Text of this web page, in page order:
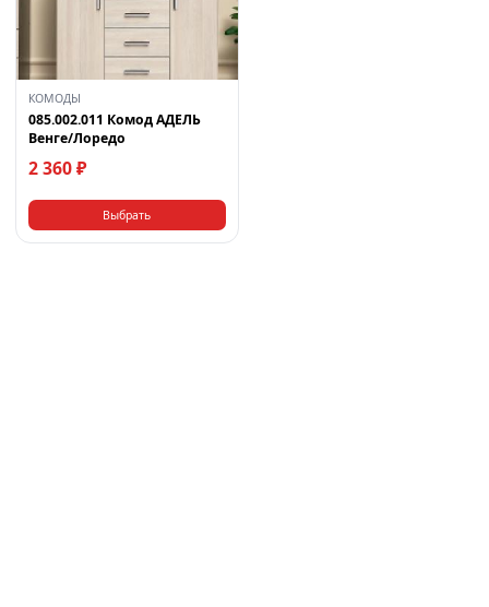
КОМОДЫ
085.002.011 Комод АДЕЛЬ
Венге/Лоредо
2 360 ₽
Выбрать